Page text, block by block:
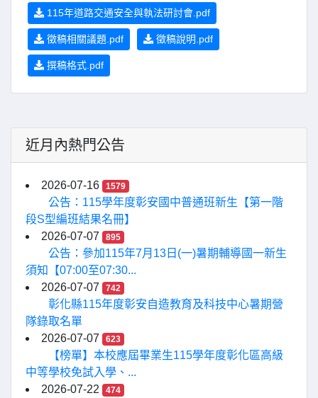
115年道路交通安全與執法研討會.pdf
徵稿相關議題.pdf 徵稿說明.pdf
撰稿格式.pdf
近月內熱門公告
2026-07-16 1579
公告：115學年度彰安國中普通班新生【第一階
段S型編班結果名冊】
2026-07-07
895
公告：參加115年7月13日(一)暑期輔導國一新生
須知【07:00至07:30...
2026-07-07
742
彰化縣115年度彰安自造教育及科技中心暑期營
隊錄取名單
2026-07-07
623
【榜單】本校應屆畢業生115學年度彰化區高級
中等學校免試入學、...
2026-07-22
474